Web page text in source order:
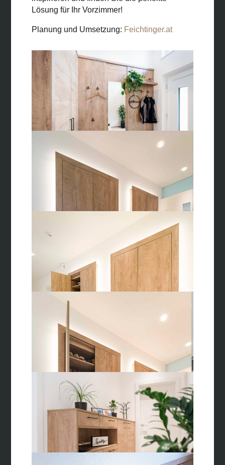
Lösung für Ihr Vorzimmer!
Planung und Umsetzung: Feichtinger.at